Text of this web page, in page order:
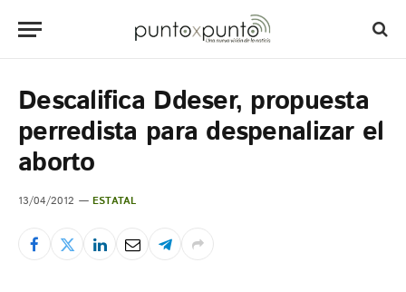
Descalifica Ddeser, propuesta
perredista para despenalizar el
aborto
13/04/2012 ESTATAL